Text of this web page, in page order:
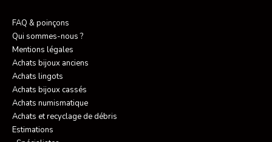
FAQ & poinçons
Qui sommes-nous ?
Mentions légales
Achats bijoux anciens
Achats lingots
Achats bijoux cassés
Achats numismatique
Achats et recyclage de débris
Estimations